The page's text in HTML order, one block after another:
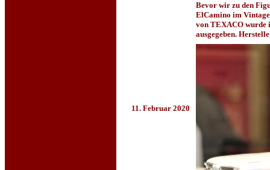
11. Februar 2020
Bevor wir zu den
ElCamino im
von TEXACO
ausgegeben.